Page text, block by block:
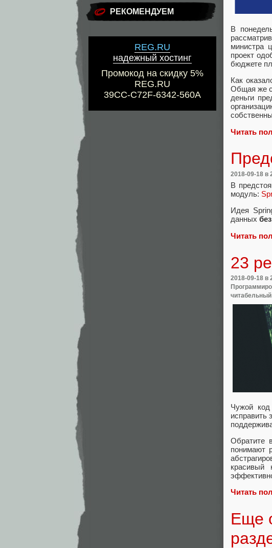
РЕКОМЕНДУЕМ
REG.RU
надежный хостинг
Промокод на скидку 5%
REG.RU
39CC-C72F-6342-560A
В
министра
проект
бюджете
Как
Общая же
деньги
Читать
2018-09-18 в
В
модуль:
Идея
данных
Читать
23
2018-09-18 в
читабельный
Чужой
исправить
Обратите
понимают
красивый
Читать
Еще